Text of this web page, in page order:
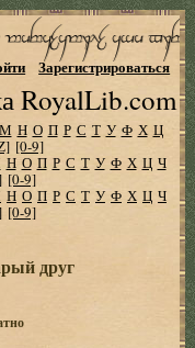
RoyalLib.com
Зарегистрироваться
М Н О П Р С Т У Ф Х Ц
[0-9]
Н О П Р С Т У Ф Х Ц Ч
[0-9]
Н О П Р С Т У Ф Х Ц Ч
[0-9]
друг